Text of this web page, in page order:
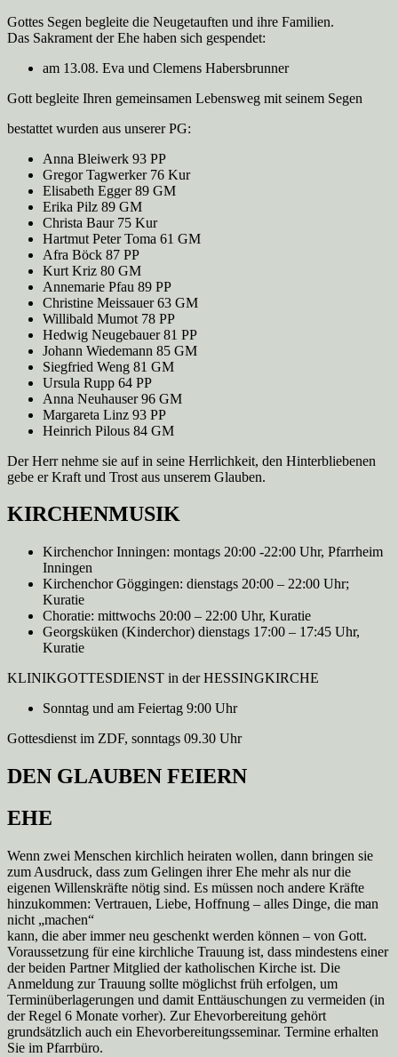
Gottes Segen begleite die Neugetauften und ihre Familien.
Das Sakrament der Ehe haben sich gespendet:
am 13.08. Eva und Clemens Habersbrunner
Gott begleite Ihren gemeinsamen Lebensweg mit seinem Segen
bestattet wurden aus unserer PG:
Anna Bleiwerk 93 PP
Gregor Tagwerker 76 Kur
Elisabeth Egger 89 GM
Erika Pilz 89 GM
Christa Baur 75 Kur
Hartmut Peter Toma 61 GM
Afra Böck 87 PP
Kurt Kriz 80 GM
Annemarie Pfau 89 PP
Christine Meissauer 63 GM
Willibald Mumot 78 PP
Hedwig Neugebauer 81 PP
Johann Wiedemann 85 GM
Siegfried Weng 81 GM
Ursula Rupp 64 PP
Anna Neuhauser 96 GM
Margareta Linz 93 PP
Heinrich Pilous 84 GM
Der Herr nehme sie auf in seine Herrlichkeit, den Hinterbliebenen
gebe er Kraft und Trost aus unserem Glauben.
KIRCHENMUSIK
Kirchenchor Inningen: montags 20:00 -22:00 Uhr, Pfarrheim
Inningen
Kirchenchor Göggingen: dienstags 20:00 – 22:00 Uhr;
Kuratie
Choratie: mittwochs 20:00 – 22:00 Uhr, Kuratie
Georgsküken (Kinderchor) dienstags 17:00 – 17:45 Uhr,
Kuratie
KLINIKGOTTESDIENST in der HESSINGKIRCHE
Sonntag und am Feiertag 9:00 Uhr
Gottesdienst im ZDF, sonntags 09.30 Uhr
DEN GLAUBEN FEIERN
EHE
Wenn zwei Menschen kirchlich heiraten wollen, dann bringen sie
zum Ausdruck, dass zum Gelingen ihrer Ehe mehr als nur die
eigenen Willenskräfte nötig sind. Es müssen noch andere Kräfte
hinzukommen: Vertrauen, Liebe, Hoffnung – alles Dinge, die man
nicht „machen“
kann, die aber immer neu geschenkt werden können – von Gott.
Voraussetzung für eine kirchliche Trauung ist, dass mindestens einer
der beiden Partner Mitglied der katholischen Kirche ist. Die
Anmeldung zur Trauung sollte möglichst früh erfolgen, um
Terminüberlagerungen und damit Enttäuschungen zu vermeiden (in
der Regel 6 Monate vorher). Zur Ehevorbereitung gehört
grundsätzlich auch ein Ehevorbereitungsseminar. Termine erhalten
Sie im Pfarrbüro.